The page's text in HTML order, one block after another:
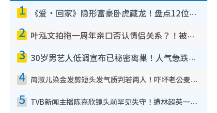
1 《爱·回家》隐形富豪卧虎藏龙！盘点12位财气逼人的有钱艺人：这位美女3亿身家不愁做
2 叶泓文拍拖一周年亲口否认情侣关系？！被质疑感情造假竟称GM“普通同事”
3 30岁男艺人低调宣布已秘密离巢！人气急跌变失踪人口：“这几年过得并不容易”
4 简淑儿染金发剪短头发气质判若两人！吓坏老公麦大力都认不出：“你做什么？”
5 TVB新闻主播陈嘉欣镜头前罕见失守！遭林超英一句话突袭吓坏当场大笑